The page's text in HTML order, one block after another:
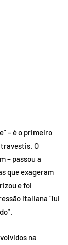
– é o primeiro
O
– passou a
que exageram
e foi
italiana “lui
na